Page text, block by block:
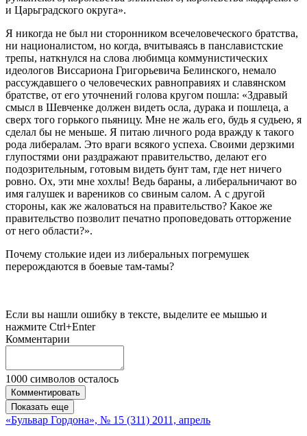
и Царьградского округа».
Я никогда не был ни сторонником всечеловеческого братства,
ни националистом, но когда, вчитываясь в панславистские
трепы, наткнулся на слова любимца коммунистических
идеологов Виссариона Григорьевича Белинского, немало
рассуждавшего о человеческих равноправиях и славянском
братстве, от его уточнений голова кругом пошла: «Здравый
смысл в Шевченке должен видеть осла, дурака и пошлеца, а
сверх того горького пьяницу. Мне не жаль его, будь я судьею, я
сделал бы не меньше. Я питаю личного рода вражду к такого
рода либералам. Это враги всякого успеха. Своими дерзкими
глупостями они раздражают правительство, делают его
подозрительным, готовым видеть бунт там, где нет ничего
ровно. Ох, эти мне хохлы! Ведь бараны, а либеральничают во
имя галушек и вареников со свиным салом. А с другой
стороны, как же жаловаться на правительство? Какое же
правительство позволит печатно проповедовать отторжение
от него области?».
Почему столькие идеи из либеральных погремушек
перерождаются в боевые там-тамы?
Если вы нашли ошибку в тексте, выделите ее мышью и
нажмите Ctrl+Enter
Комментарии
1000 символов осталось
Комментировать
Показать еще
«Бульвар Гордона», № 15 (311) 2011, апрель